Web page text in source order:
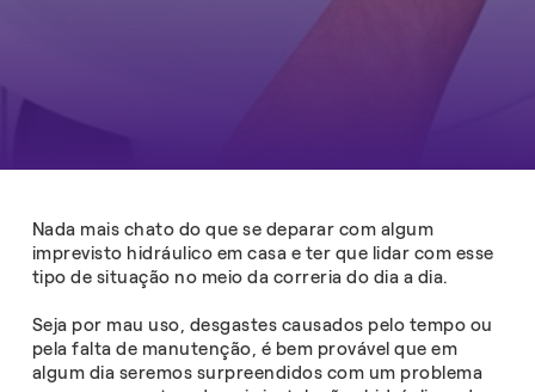
Nada mais chato do que se deparar com algum
imprevisto hidráulico em casa e ter que lidar com esse
tipo de situação no meio da correria do dia a dia.
Seja por mau uso, desgastes causados pelo tempo ou
pela falta de manutenção, é bem provável que em
algum dia seremos surpreendidos com um problema